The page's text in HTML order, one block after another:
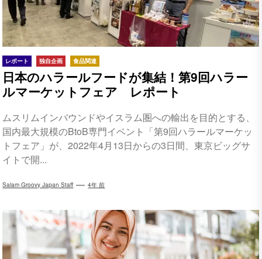
レポート 独自企画 食品関連
日本のハラールフードが集結！第9回ハラー
ルマーケットフェア レポート
ムスリムインバウンドやイスラム圏への輸出を目的とする、
国内最大規模のBtoB専門イベント「第9回ハラールマーケッ
トフェア」が、2022年4月13日からの3日間、東京ビッグサ
イトで開...
Salam Groovy Japan Staff 4年 前